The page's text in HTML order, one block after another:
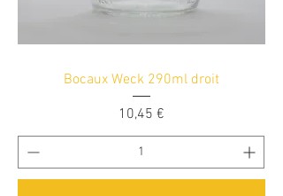
Bocaux Weck 290ml droit
Prix
10,45 €